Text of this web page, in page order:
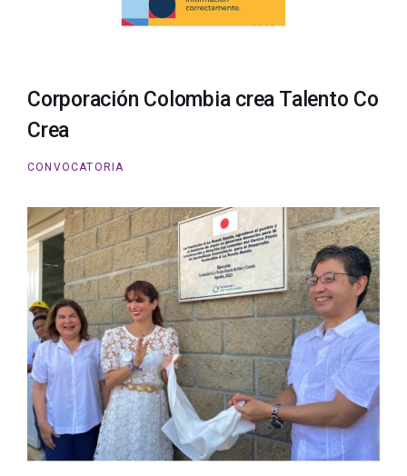
Corporación Colombia crea Talento Co
Crea
CONVOCATORIA